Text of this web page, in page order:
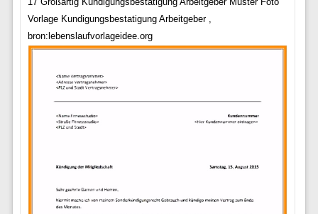
Vorlage Kundigungsbestatigung Arbeitgeber ,
bron:lebenslaufvorlageidee.org